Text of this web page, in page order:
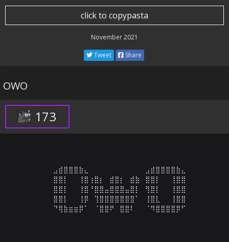
click to copypasta
November 2021
Tweet Share
OWO
173
⠀⠀⠀⣠⣾⣿⣿⣿⣷⣄⠀⠀⠀⠀⠀⠀⠀⠀⠀⠀⠀⣠⣾⣿⣿⣿⣿⣷⣄⠀
⠀⠀⠀⣿⣿⡇⠀⠀⢸⣿⢰⣿⡆⠀⣾⣿⡆⠀⣾⣷⠀⣿⣿⡇⠀⠀⢸⣿⣿⠀
⠀⠀⠀⣿⣿⡇⠀⠀⢸⣿⠘⣿⣿⣤⣿⣿⣿⣤⣿⡇⠀⢻⣿⡇⠀⠀⢸⣿⣿⠀
⠀⠀⠀⣿⣿⡇⠀⠀⢸⡿⠀⢹⣿⣿⣿⣿⣿⣿⣿⠁⠀⢸⣿⣇⠀⠀⢸⣿⣿⠀
⠀⠀⠀⠙⢿⣷⣶⣶⡿⠁⠀⠈⣿⣿⠟⠀⣿⣿⠇⠀⠀⠈⠻⣿⣿⣿⣿⡿⠋